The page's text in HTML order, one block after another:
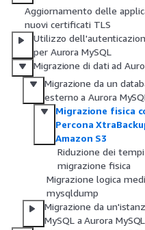
Aggiornamento delle
nuovi certificati TLS
Utilizzo
per Aurora MySQL
Migrazione di dati ad
Migrazione da un
esterno a Aurora
Migrazione fisica
Percona
Amazon S3
Riduzione dei
migrazione fisica
Migrazione logica
mysqldump
Migrazione da
MySQL a Aurora MySQL